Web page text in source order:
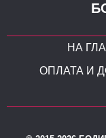
НА
ОПЛАТА И